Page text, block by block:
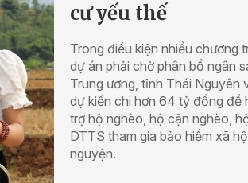
cư yếu thế
Trong điều kiện nhiều chương
dự án phải chờ phân bổ ngân
Trung ương, tỉnh Thái Nguyên
dự kiến chi hơn 64 tỷ đồng để
trợ hộ nghèo, hộ cận nghèo,
DTTS tham gia bảo hiểm xã
nguyện.